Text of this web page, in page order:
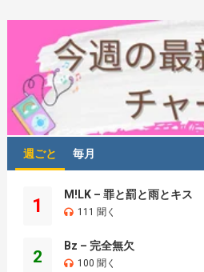
週ごと 毎月
1
M!LK – 罪と罰と雨とキス
111 聞く
2
Bz – 完全無欠
100 聞く